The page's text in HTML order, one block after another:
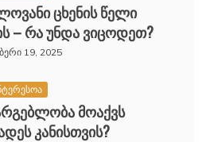
ცხენის წელი
– რა უნდა ვიცოდეთ?
19, 2025
მოაქვს
კანისთვის?